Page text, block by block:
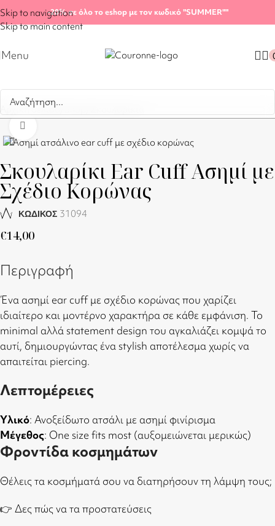
Skip to navigation
Skip to main content
-20%σε όλο το eshop με τον κωδικό "SUMMER""
Menu
Αρχική σελίδα
Σκουλαρίκι Ear Cuff Ασημί με
Σχέδιο Κορώνας
ΚΩΔΙΚΟΣ 31094
€14,00
Περιγραφή
Ένα ασημί ear cuff με σχέδιο κορώνας που χαρίζει
ιδιαίτερο και μοντέρνο χαρακτήρα σε κάθε εμφάνιση. Το
minimal αλλά statement design του αγκαλιάζει κομψά το
αυτί, δημιουργώντας ένα stylish αποτέλεσμα χωρίς να
απαιτείται piercing.
Λεπτομέρειες
Υλικό: Ανοξείδωτο ατσάλι με ασημί φινίρισμα
Μέγεθος: One size fits most (αυξομειώνεται μερικώς)
Φροντίδα κοσμημάτων
Θέλεις τα κοσμήματά σου να διατηρήσουν τη λάμψη τους;
👉 Δες πώς να τα προστατεύσεις